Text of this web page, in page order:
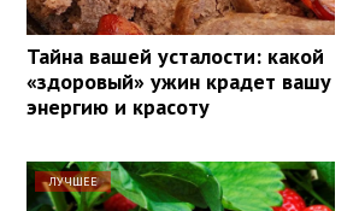
Тайна вашей усталости: какой
«здоровый» ужин крадет вашу
энергию и красоту
ЛУЧШЕЕ